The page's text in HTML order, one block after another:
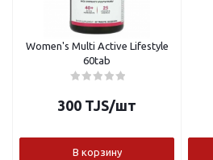
Women's Multi Active Lifestyle
60tab
300 TJS/шт
В корзину